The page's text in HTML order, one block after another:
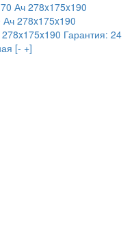
278x175x190
278x175x190 Гарантия: 24
[- +]